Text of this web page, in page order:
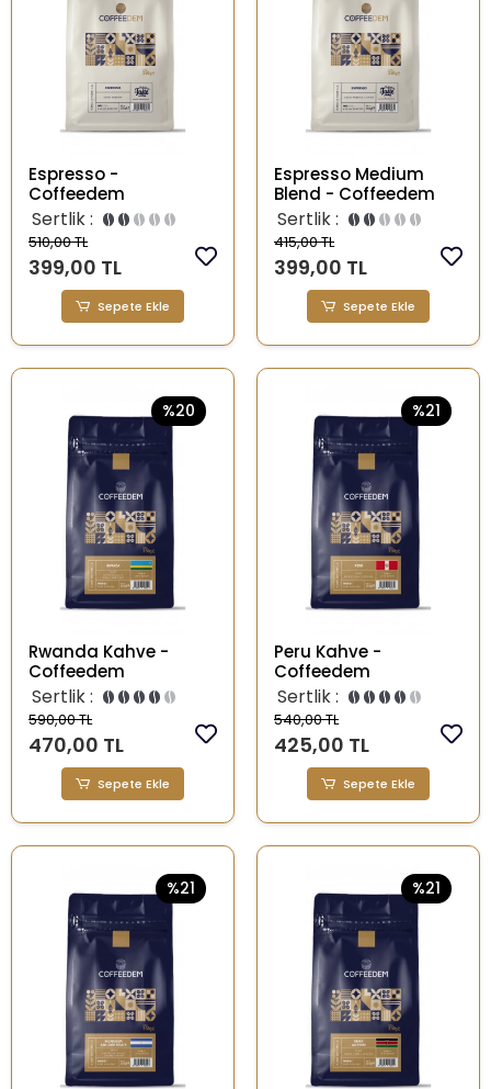
Espresso -
Coffeedem
Sertlik :
510,00 TL
399,00 TL
Sepete Ekle
Espresso Medium
Blend - Coffeedem
Sertlik :
415,00 TL
399,00 TL
Sepete Ekle
%20
Rwanda Kahve -
Coffeedem
Sertlik :
590,00 TL
470,00 TL
Sepete Ekle
%21
Peru Kahve -
Coffeedem
Sertlik :
540,00 TL
425,00 TL
Sepete Ekle
%21 %21